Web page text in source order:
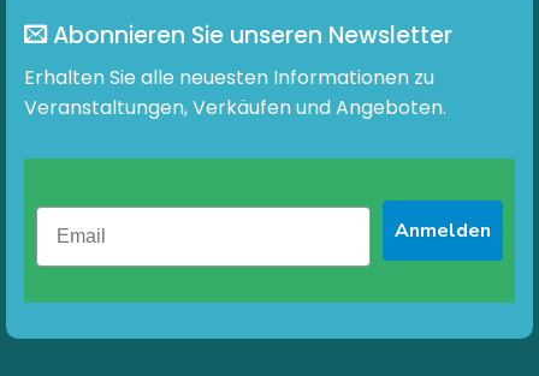
Abonnieren Sie unseren Newsletter
Erhalten Sie alle neuesten Informationen zu
Veranstaltungen, Verkäufen und Angeboten.
Anmelden